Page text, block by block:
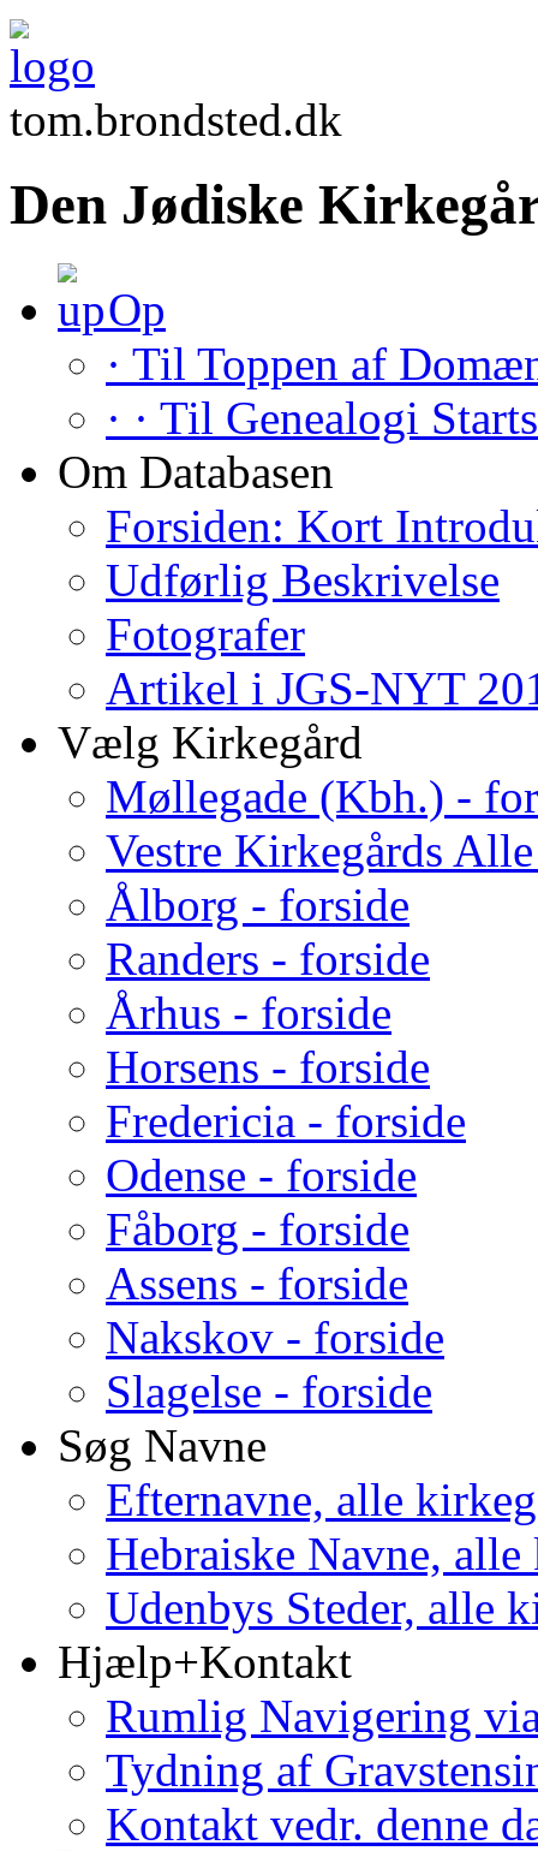
tom.brondsted.dk
Den Jødiske
Op
· Til Toppen af
· · Til Genealogi
Om Databasen
Forsiden: Kort
Udførlig Beskrivelse
Fotografer
Artikel i JGS-NYT
Vælg Kirkegård
Møllegade (Kbh.) -
Vestre Kirkegårds
Ålborg - forside
Randers - forside
Århus - forside
Horsens - forside
Fredericia - forside
Odense - forside
Fåborg - forside
Assens - forside
Nakskov - forside
Slagelse - forside
Søg Navne
Efternavne, alle
Hebraiske Navne,
Udenbys Steder, alle
Hjælp+Kontakt
Rumlig Navigering
Tydning af
Kontakt vedr. denne